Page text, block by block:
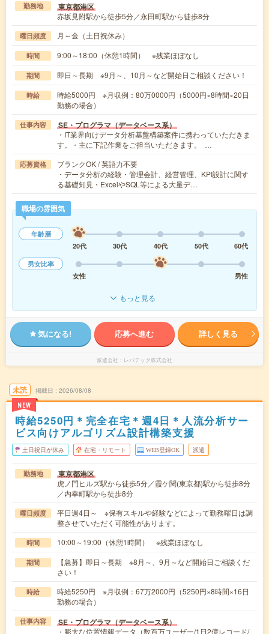
勤務地 東京都港区
赤坂見附駅から徒歩5分／永田町駅から徒歩8分
曜日頻度 月～金（土日祝休み）
時間 9:00～18:00（休憩1時間） ※残業ほぼなし
期間 即日～長期 ※9月～、10月～など開始日ご相談ください！
時給
時給5000円 ※月収例：80万0000円（5000円×8時間×20日
勤務の場合）
仕事内容 SE・プログラマ（データベース系）
・IT業界向けデータ分析基盤構築案件に携わっていただきま
す。・主に下記作業をご担当いただきます。 …
応募資格
ブランクOK / 英語力不要
・データ分析の経験・管理会計、経営管理、KPI設計に関す
る基礎知見・ExcelやSQL等による大量デ…
職場の雰囲気
年齢層
20代
30代 40代 50代
60代
男女比率
女性
男性
もっと見る
気になる! 応募へ進む 詳しく見る
派遣会社 レバテック株式会社
未読
NEW
掲載日 2026/08/08
時給5250円＊完全在宅＊週4日＊人流分析サー
ビス向けアルゴリズム設計構築支援
土日祝日が休み 在宅・リモート WEB登録OK 派遣
勤務地 東京都港区
虎ノ門ヒルズ駅から徒歩5分／霞ケ関(東京都)駅から徒歩8分
／内幸町駅から徒歩8分
曜日頻度
平日週4日～ ※保有スキルや経験などによって勤務曜日は調
整させていただく可能性があります。
時間 10:00～19:00（休憩1時間） ※残業ほぼなし
期間
【急募】即日～長期 ※8月～、9月～など開始日ご相談くだ
さい！
時給
時給5250円 ※月収例：67万2000円（5250円×8時間×16日
勤務の場合）
仕事内容 SE・プログラマ（データベース系）
・膨大な位置情報データ（数百万ユーザー/1日2億レコード/